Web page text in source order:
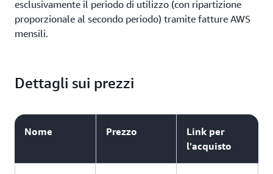
esclusivamente il periodo di utilizzo (con ripartizione
proporzionale al secondo periodo) tramite fatture AWS
mensili.
Dettagli sui prezzi
Nome Prezzo
Link per
l'acquisto